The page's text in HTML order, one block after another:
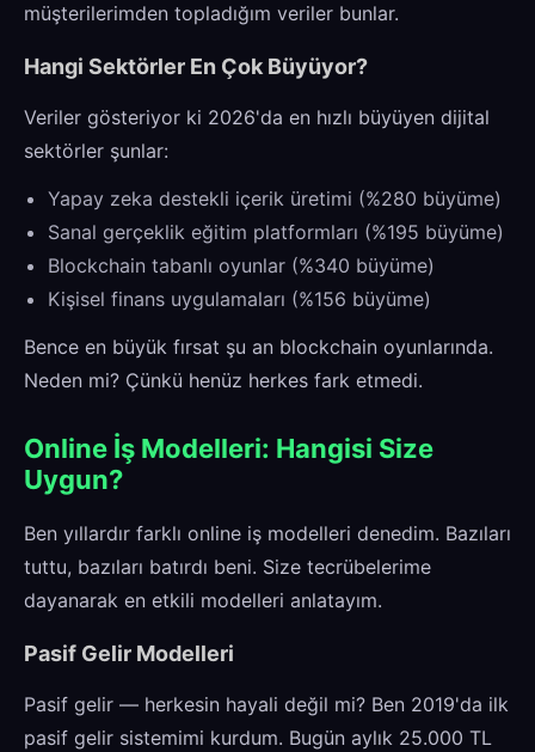
müşterilerimden topladığım veriler bunlar.
Hangi Sektörler En Çok Büyüyor?
Veriler gösteriyor ki 2026'da en hızlı büyüyen dijital
sektörler şunlar:
Yapay zeka destekli içerik üretimi (%280 büyüme)
Sanal gerçeklik eğitim platformları (%195 büyüme)
Blockchain tabanlı oyunlar (%340 büyüme)
Kişisel finans uygulamaları (%156 büyüme)
Bence en büyük fırsat şu an blockchain oyunlarında.
Neden mi? Çünkü henüz herkes fark etmedi.
Online İş Modelleri: Hangisi Size
Uygun?
Ben yıllardır farklı online iş modelleri denedim. Bazıları
tuttu, bazıları batırdı beni. Size tecrübelerime
dayanarak en etkili modelleri anlatayım.
Pasif Gelir Modelleri
Pasif gelir — herkesin hayali değil mi? Ben 2019'da ilk
pasif gelir sistemimi kurdum. Bugün aylık 25.000 TL